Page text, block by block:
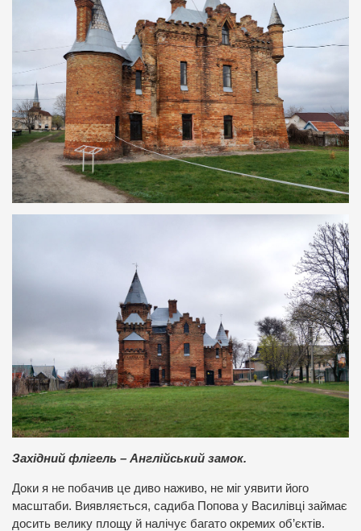
Західний флігель – Англійський замок.
Доки я не побачив це диво наживо, не міг уявити його
масштаби. Виявляється, садиба Попова у Василівці займає
досить велику площу й налічує багато окремих об’єктів.